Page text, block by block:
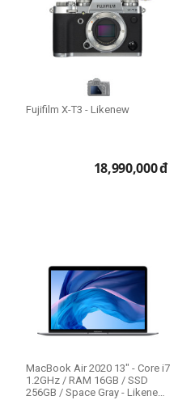
Fujifilm X-T3 - Likenew
18,990,000đ
MacBook Air 2020 13" - Core i7
1.2GHz / RAM 16GB / SSD
256GB / Space Gray - Likenew